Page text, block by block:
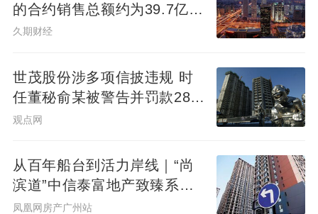
问题，代理行是否有义务、有能力负责赔偿
损失？代理行的服务收费标准是多少？是否
公司是否可靠 有效的当地工商局颁发的营业
执照，当地房屋土地管理局颁发的中介代理
行资质证书；资质证书是行业管理部门颁发
六、及时了解政策、程序、费用上的变化 要
注意报纸的新消息；向律师及中介代理公司
的合约销售总额约为39.7亿元
同比减少7.78%
久期财经
世茂股份涉多项信披违规 时
任董秘俞某被警告并罚款280
万元
观点网
从百年船台到活力岸线｜“尚
滨道”中信泰富地产致臻系首
秀广州&广州滨江天地商业愿
凤凰网房产广州站